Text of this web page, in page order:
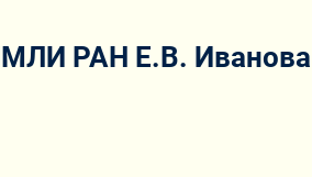
РАН Е.В.